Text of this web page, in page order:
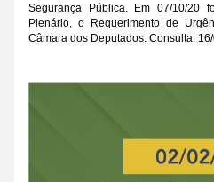
Segurança Pública. Em 07/10/20
Plenário, o Requerimento de
Câmara dos Deputados. Consulta: